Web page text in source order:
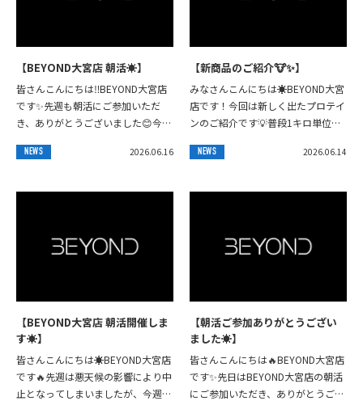
【BEYOND大宮店 朝活☀️】
皆さんこんにちは‼️BEYOND大宮店
です✨️先週も朝活にご参加いただ
き、ありがとうございました😊今回
く身体を動かしながら楽しい時間を
NEWS 2026.06.16
【新商品のご紹介🐮✨】
みなさんこんにちは☀️BEYOND大宮
店です！今回は新しく出たプロテイ
ンのご紹介です💡普段1キロ単位で
小分けで飲めるプロテインパウチが
NEWS 2026.06.14
【BEYOND大宮店 朝活開催しま
す☀️】
皆さんこんにちは☀️BEYOND大宮店
です🔥先週は悪天候の影響により中
止となってしまいましたが、今週は
【朝活ご参加ありがとうござい
ました☀️】
皆さんこんにちは🔥BEYOND大宮店
です✨️先日はBEYOND大宮店の朝活
にご参加いただき、ありがとうござ